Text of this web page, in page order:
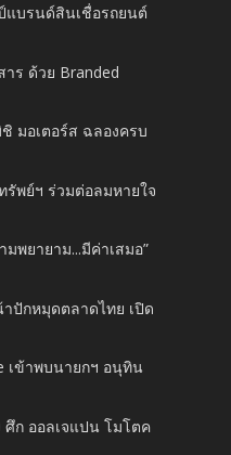
แบรนด์สินเชื่อรถยนต์
าร ด้วย Branded
มอเตอร์ส ฉลองครบ
พย์ฯ ร่วมต่อลมหายใจ
พยายาม...มีค่าเสมอ”
าปักหมุดตลาดไทย เปิด
เข้าพบนายกฯ อนุทิน
ศึก ออลเจแปน โมโตค